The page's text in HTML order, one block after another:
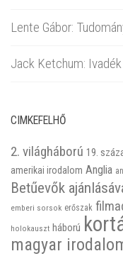
Lente Gábor:
Jack Ketchum: Ivadék
CIMKEFELHŐ
2. világháború 19.
amerikai irodalom Anglia
Betűevők
emberi sorsok erőszak
holokauszt háború
magyar